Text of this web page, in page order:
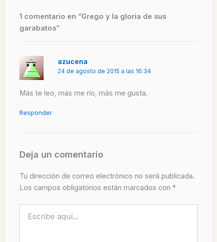
1 comentario en “Grego y la gloria de sus
garabatos”
azucena
24 de agosto de 2015 a las 16:34
Más te leo, más me río, más me gusta.
Responder
Deja un comentario
Tu dirección de correo electrónico no será publicada.
Los campos obligatorios están marcados con *
aquí...